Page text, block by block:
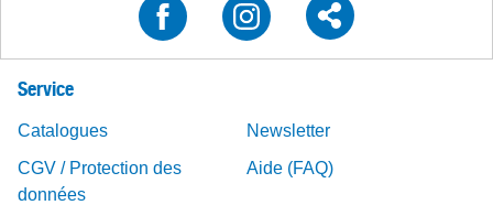
Service
Catalogues
Newsletter
CGV / Protection des
données
Aide (FAQ)